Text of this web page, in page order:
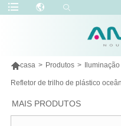
casa > Produtos >
Refletor de trilho de plástico
MAIS PRODUTOS